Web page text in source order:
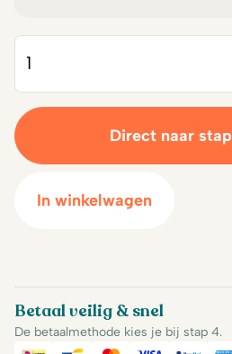
In winkelwagen
Betaal veilig & snel
De betaalmethode kies je bij stap 4.